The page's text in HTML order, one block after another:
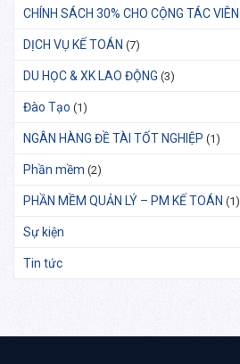
CHÍNH SÁCH 30% CHO CỘNG TÁC VIÊN
DỊCH VỤ KẾ TOÁN (7)
DU HỌC & XK LAO ĐỘNG (3)
Đào Tạo (1)
NGÂN HÀNG ĐỀ TÀI TỐT NGHIỆP (1)
Phần mềm (2)
PHẦN MỀM QUẢN LÝ – PM KẾ TOÁN (1)
Sự kiện
Tin tức